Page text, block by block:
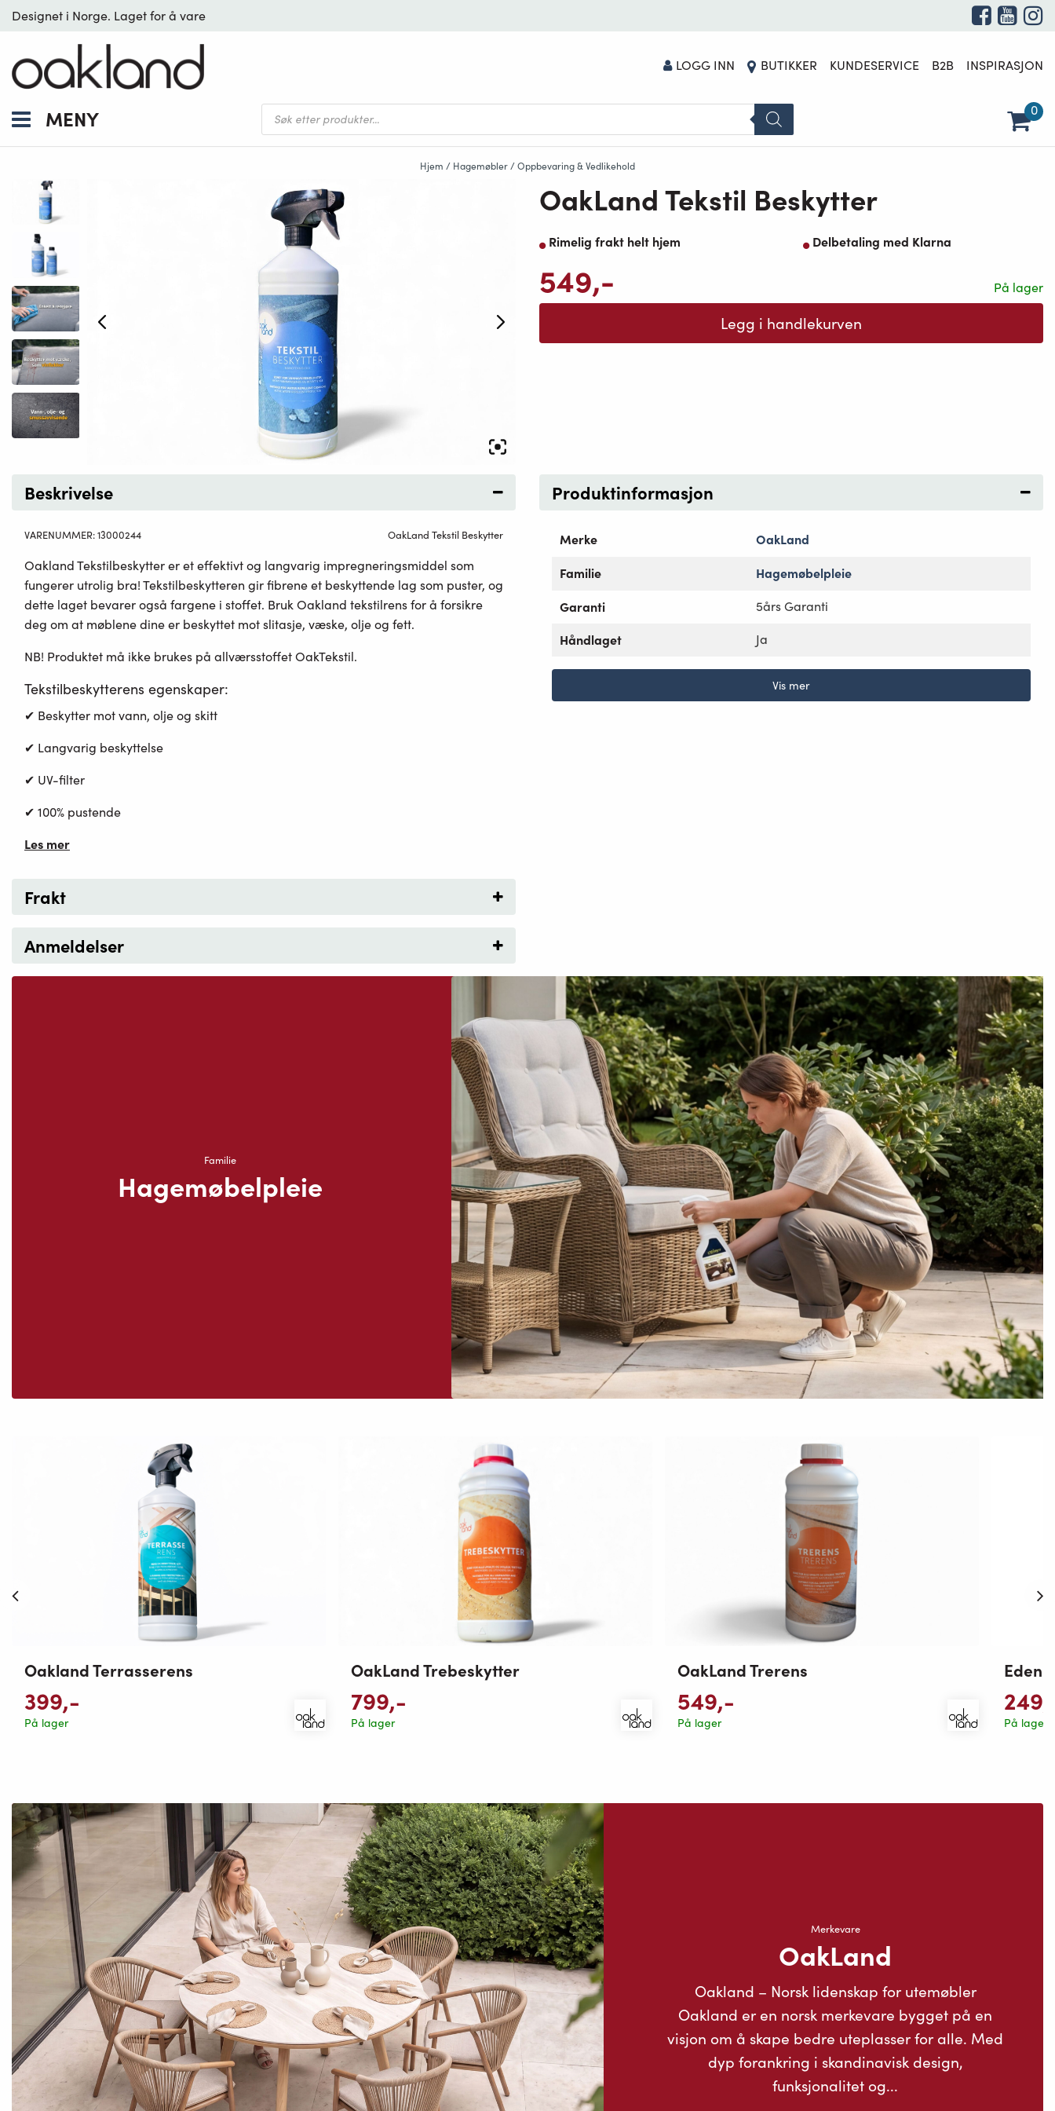
Designet i Norge. Laget for å vare
LOGG INN BUTIKKER KUNDESERVICE B2B INSPIRASJON
MENY
Products
search
0
Hjem / Hagemøbler /Oppbevaring & Vedlikehold
OakLand Tekstil Beskytter
Rimelig frakt helt hjem Delbetaling med Klarna
På lager
549,-
Legg i handlekurven
Beskrivelse
VARENUMMER:13000244 OakLand Tekstil Beskytter
Oakland Tekstilbeskytter er et effektivt og langvarig impregneringsmiddel som
fungerer utrolig bra! Tekstilbeskytteren gir fibrene et beskyttende lag som puster, og
dette laget bevarer også fargene i stoffet. Bruk Oakland tekstilrens for å forsikre
deg om at møblene dine er beskyttet mot slitasje, væske, olje og fett.
NB! Produktet må ikke brukes på allværsstoffet OakTekstil.
Tekstilbeskytterens egenskaper:
✔ Beskytter mot vann, olje og skitt
✔ Langvarig beskyttelse
✔ UV-filter
✔ 100% pustende
Les mer
Frakt
Anmeldelser
Produktinformasjon
Merke
OakLand
Familie
Hagemøbelpleie
Garanti
5års Garanti
Håndlaget Ja
Vis mer
Familie
Hagemøbelpleie
Oakland Terrasserens
399,-
På lager
OakLand Trebeskytter
799,-
På lager
OakLand Trerens
549,-
På lager
Eden
249
På lager
Merkevare
OakLand
Oakland – Norsk lidenskap for utemøbler
Oakland er en norsk merkevare bygget på en
visjon om å skape bedre uteplasser for alle. Med
dyp forankring i skandinavisk design,
funksjonalitet og...